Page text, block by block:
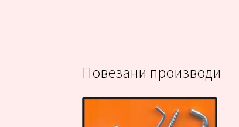
Повезани производи